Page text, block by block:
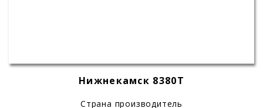
Нижнекамск 8380T
Страна производитель